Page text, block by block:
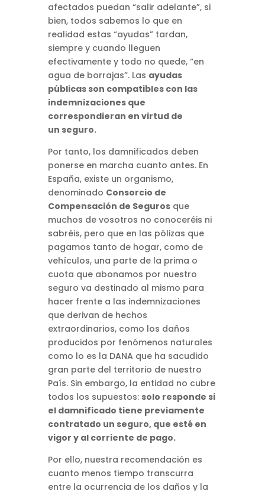
afectados puedan “salir adelante”, si
bien, todos sabemos lo que en
realidad estas “ayudas” tardan,
siempre y cuando lleguen
efectivamente y todo no quede, “en
agua de borrajas”. Las ayudas
públicas son compatibles con las
indemnizaciones que
correspondieran en virtud de
un seguro.
Por tanto, los damnificados deben
ponerse en marcha cuanto antes. En
España, existe un organismo,
denominado Consorcio de
Compensación de Segurosque
muchos de vosotros no conoceréis ni
sabréis, pero que en las pólizas que
pagamos tanto de hogar, como de
vehículos, una parte de la prima o
cuota que abonamos por nuestro
seguro va destinado al mismo para
hacer frente a las indemnizaciones
que derivan de hechos
extraordinarios, como los daños
producidos por fenómenos naturales
como lo es la DANA que ha sacudido
gran parte del territorio de nuestro
País. Sin embargo, la entidad no cubre
todos los supuestos: solo responde si
el damnificado tiene previamente
contratado un seguro, que esté en
vigor y al corriente de pago.
Por ello, nuestra recomendación es
cuanto menos tiempo transcurra
entre la ocurrencia de los daños y la